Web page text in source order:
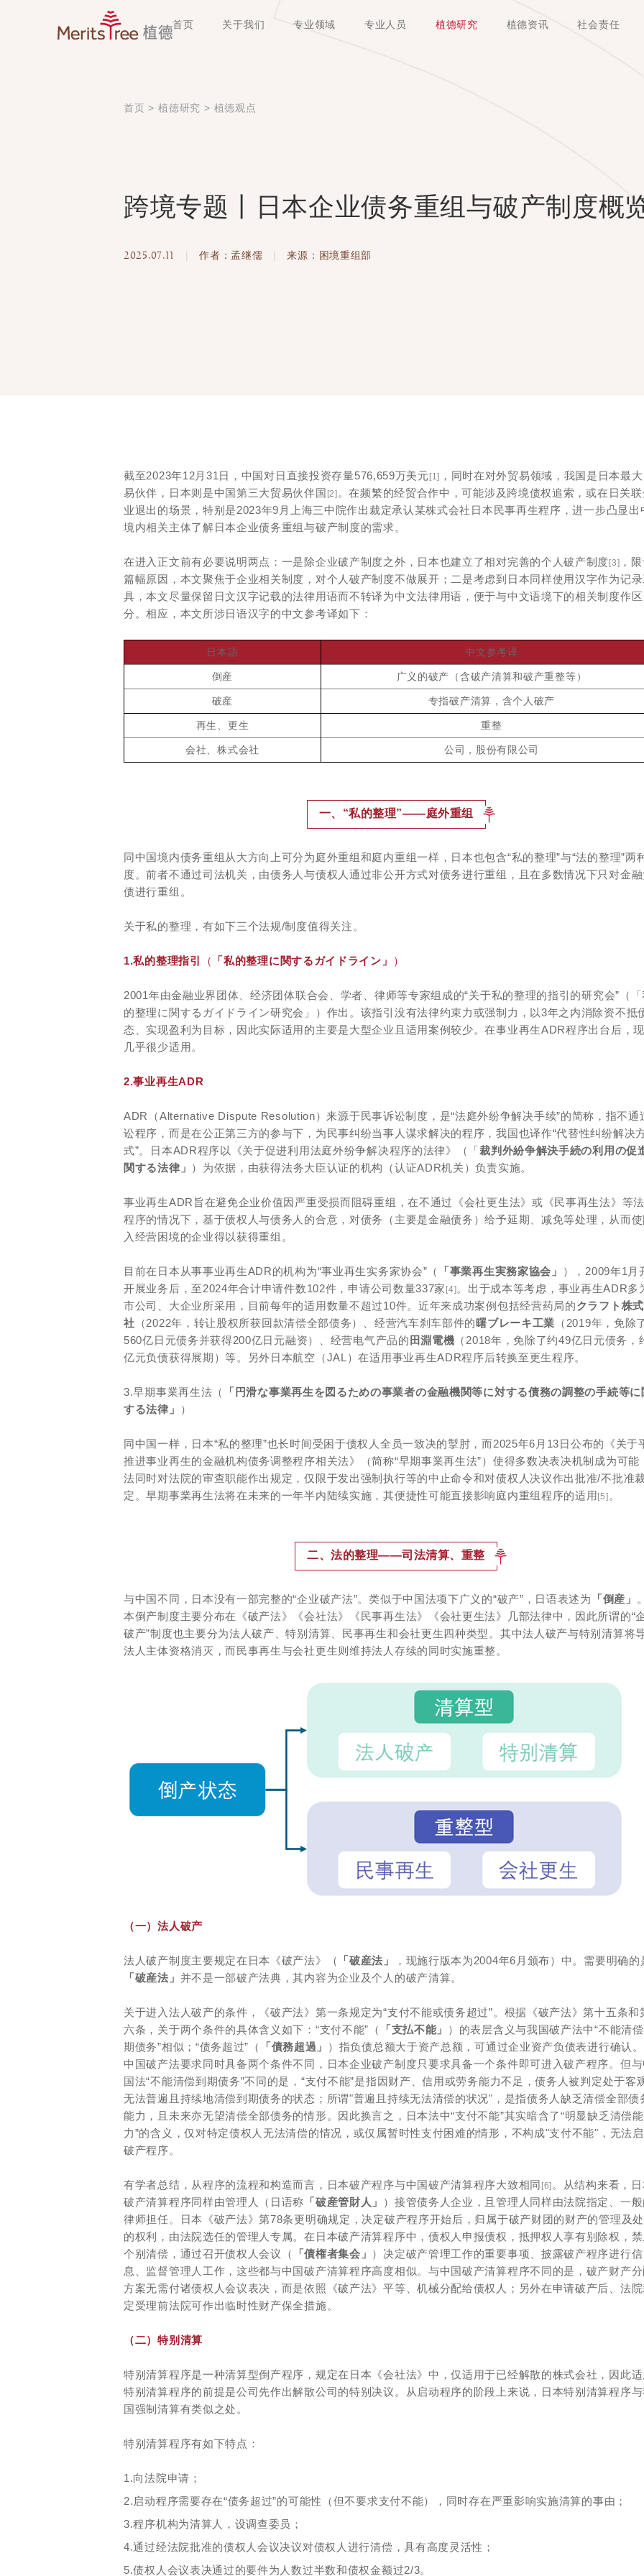
首页 关于我们 专业领域 专业人员 植德研究 植德资讯 社会责任
首页 > 植德研究 > 植德观点
跨境专题丨日本企业债务重组与破产制度概
2025.07.11 | 作者：孟继儒 | 来源：困境重组部
截至2023年12月31日，中国对日直接投资存量576,659万美元 [1] ，同时在对外贸易领域，我国是日本最
易伙伴，日本则是中国第三大贸易伙伴国 [2] 。在频繁的经贸合作中，可能涉及跨境债权追索，或在日关
业退出的场景，特别是2023年9月上海三中院作出裁定承认某株式会社日本民事再生程序，进一步凸显出
境内相关主体了解日本企业债务重组与破产制度的需求。
在进入正文前有必要说明两点：一是除企业破产制度之外，日本也建立了相对完善的个人破产制度 [3] ，
篇幅原因，本文聚焦于企业相关制度，对个人破产制度不做展开；二是考虑到日本同样使用汉字作为记
具，本文尽量保留日文汉字记载的法律用语而不转译为中文法律用语，便于与中文语境下的相关制度作区
分。相应，本文所涉日语汉字的中文参考译如下：
日本語 中文参考译
倒産 广义的破产（含破产清算和破产重整等）
破産 专指破产清算，含个人破产
再生、更生 重整
会社、株式会社 公司，股份有限公司
一、“私的整理”——庭外重组
同中国境内债务重组从大方向上可分为庭外重组和庭内重组一样，日本也包含“私的整理”与“法的整理”两
度。前者不通过司法机关，由债务人与债权人通过非公开方式对债务进行重组，且在多数情况下只对金
债进行重组。
关于私的整理，有如下三个法规/制度值得关注。
1.私的整理指引 （ 「私的整理に関するガイドライン」 ）
2001年由金融业界团体、经济团体联合会、学者、律师等专家组成的“关于私的整理的指引的研究会”（
的整理に関するガイドライン研究会」）作出。该指引没有法律约束力或强制力，以3年之内消除资不抵
态、实现盈利为目标，因此实际适用的主要是大型企业且适用案例较少。在事业再生ADR程序出台后，
几乎很少适用。
2.事业再生ADR
ADR（Alternative Dispute Resolution）来源于民事诉讼制度，是“法庭外纷争解决手续”的简称，指不通
讼程序，而是在公正第三方的参与下，为民事纠纷当事人谋求解决的程序，我国也译作“代替性纠纷解决
式”。日本ADR程序以《关于促进利用法庭外纷争解决程序的法律》（「裁判外紛争解決手続の利用の促
関する法律」 ）为依据，由获得法务大臣认证的机构（认证ADR机关）负责实施。
事业再生ADR旨在避免企业价值因严重受损而阻碍重组，在不通过《会社更生法》或《民事再生法》等
程序的情况下，基于债权人与债务人的合意，对债务（主要是金融债务）给予延期、减免等处理，从而
入经营困境的企业得以获得重组。
目前在日本从事事业再生ADR的机构为“事业再生实务家协会”（ 「事業再生実務家協会」
），2009年1月
开展业务后，至2024年合计申请件数102件，申请公司数量337家 [4] 。出于成本等考虑，事业再生ADR多
市公司、大企业所采用，目前每年的适用数量不超过10件。近年来成功案例包括经营药局的クラフト株
社 （2022年，转让股权所获回款清偿全部债务）、经营汽车刹车部件的曙ブレーキ工業 （2019年，免除
560亿日元债务并获得200亿日元融资）、经营电气产品的 田淵電機 （2018年，免除了约49亿日元债务，
亿元负债获得展期）等。另外日本航空（JAL）在适用事业再生ADR程序后转换至更生程序。
3.早期事業再生法（
「円滑な事業再生を図るための事業者の金融機関等に対する債務の調整の手続等に
する法律」
）
同中国一样，日本“私的整理”也长时间受困于债权人全员一致决的掣肘，而2025年6月13日公布的《关于
推进事业再生的金融机构债务调整程序相关法》（简称“早期事業再生法”）使得多数决表决机制成为可能
法同时对法院的审查职能作出规定，仅限于发出强制执行等的中止命令和对债权人决议作出批准/不批准
定。早期事業再生法将在未来的一年半内陆续实施，其便捷性可能直接影响庭内重组程序的适用 [5] 。
二、法的整理——司法清算、重整
与中国不同，日本没有一部完整的“企业破产法”。类似于中国法项下广义的“破产”，日语表述为 「倒産」
本倒产制度主要分布在《破产法》《会社法》《民事再生法》《会社更生法》几部法律中，因此所谓的“
破产”制度也主要分为法人破产、特别清算、民事再生和会社更生四种类型。其中法人破产与特别清算将
法人主体资格消灭，而民事再生与会社更生则维持法人存续的同时实施重整。
（一）法人破产
法人破产制度主要规定在日本《破产法》（ 「破産法」
，现施行版本为2004年6月颁布）中。需要明确的
「破産法」 并不是一部破产法典，其内容为企业及个人的破产清算。
关于进入法人破产的条件，《破产法》第一条规定为“支付不能或债务超过”。根据《破产法》第十五条和
六条，关于两个条件的具体含义如下：“支付不能”（
「支払不能」
）的表层含义与我国破产法中“不能清
期债务”相似；“债务超过”（
「債務超過」
）指负债总额大于资产总额，可通过企业资产负债表进行确认
中国破产法要求同时具备两个条件不同，日本企业破产制度只要求具备一个条件即可进入破产程序。但
国法“不能清偿到期债务”不同的是，“支付不能”是指因财产、信用或劳务能力不足，债务人被判定处于客
无法普遍且持续地清偿到期债务的状态；所谓"普遍且持续无法清偿的状况"，是指债务人缺乏清偿全部债
能力，且未来亦无望清偿全部债务的情形。因此换言之，日本法中“支付不能”其实暗含了“明显缺乏清偿能
力”的含义，仅对特定债权人无法清偿的情况，或仅属暂时性支付困难的情形，不构成"支付不能"，无法
破产程序。
有学者总结，从程序的流程和构造而言，日本破产程序与中国破产清算程序大致相同 [6] 。从结构来看，
破产清算程序同样由管理人（日语称 「破産管財人」
）接管债务人企业，且管理人同样由法院指定、一
律师担任。日本《破产法》第78条更明确规定，决定破产程序开始后，归属于破产财团的财产的管理及
的权利，由法院选任的管理人专属。在日本破产清算程序中，债权人申报债权，抵押权人享有别除权，
个别清偿，通过召开债权人会议（
「債権者集会」 ）决定破产管理工作的重要事项、披露破产程序进行信
息、监督管理人工作，这些都与中国破产清算程序高度相似。与中国破产清算程序不同的是，破产财产
方案无需付诸债权人会议表决，而是依照《破产法》平等、机械分配给债权人；另外在申请破产后、法
定受理前法院可作出临时性财产保全措施。
（二）特别清算
特别清算程序是一种清算型倒产程序，规定在日本《会社法》中，仅适用于已经解散的株式会社，因此
特别清算程序的前提是公司先作出解散公司的特别决议。从启动程序的阶段上来说，日本特别清算程序
国强制清算有类似之处。
特别清算程序有如下特点：
1.向法院申请；
2.启动程序需要存在“债务超过”的可能性（但不要求支付不能），同时存在严重影响实施清算的事由；
3.程序机构为清算人，设调查委员；
4.通过经法院批准的债权人会议决议对债权人进行清偿，具有高度灵活性；
5.债权人会议表决通过的要件为人数过半数和债权金额过2/3。